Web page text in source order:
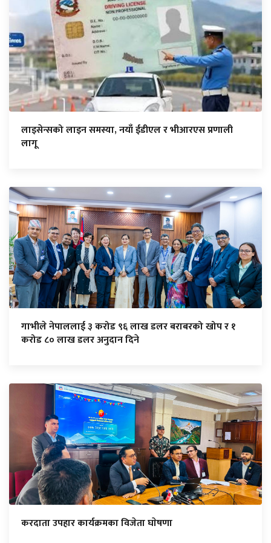
लाइसेन्सको लाइन समस्या, नयाँ ईडीएल र भीआरएस प्रणाली
लागू
गाभीले नेपाललाई ३ करोड ९६ लाख डलर बराबरको खोप र १
करोड ८० लाख डलर अनुदान दिने
करदाता उपहार कार्यक्रमका विजेता घाेषणा